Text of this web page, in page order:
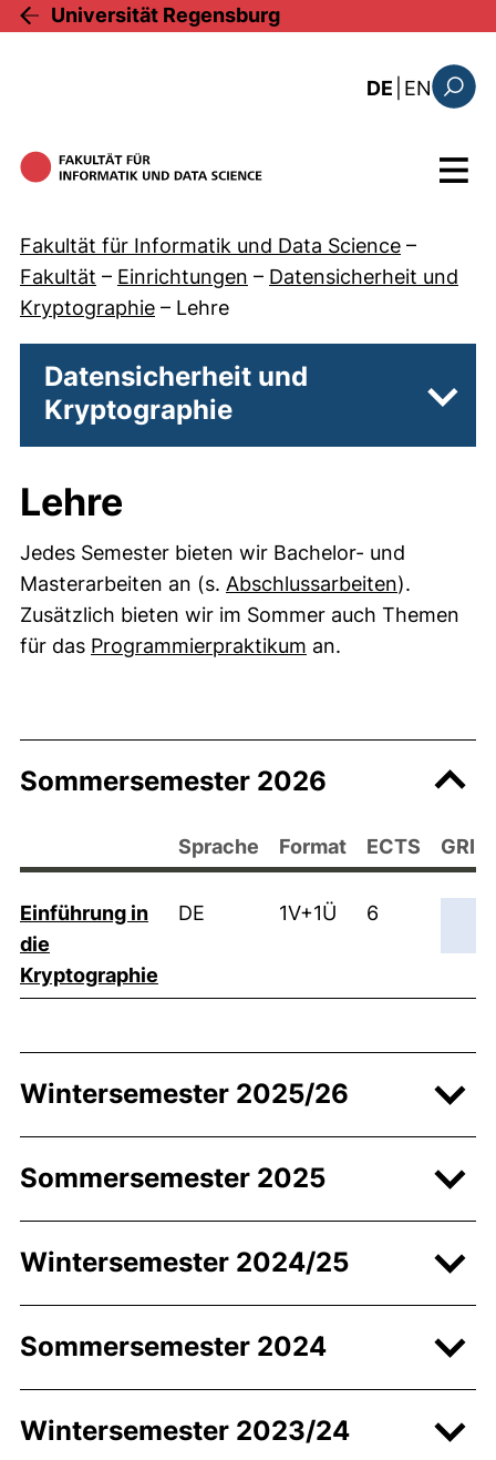
Direkt zum Inhalt
Universität Regensburg
DE EN: this
Menü
Fakultät für Informatik und Data Science –
Fakultät – Einrichtungen – Datensicherheit und
Kryptographie – Lehre
Datensicherheit und
Kryptographie
Lehre
Jedes Semester bieten wir Bachelor- und
Masterarbeiten an (s. Abschlussarbeiten).
Zusätzlich bieten wir im Sommer auch Themen
für das Programmierpraktikum an.
Sommersemester 2026
Sprache Format ECTS
Einführung in
die
Kryptographie
DE 1V+1Ü 6
Wintersemester 2025/26
Sommersemester 2025
Wintersemester 2024/25
Sommersemester 2024
Wintersemester 2023/24